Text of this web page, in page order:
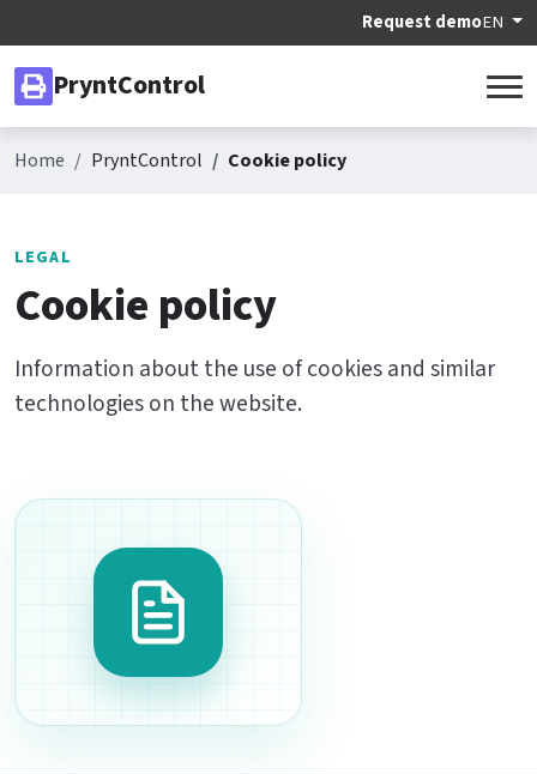
Request demoEN
PryntControl
Home PryntControl Cookie policy
LEGAL
Cookie policy
Information about the use of cookies and similar
technologies on the website.